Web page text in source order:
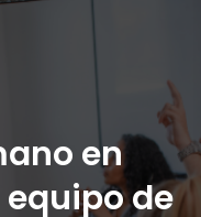
en
de